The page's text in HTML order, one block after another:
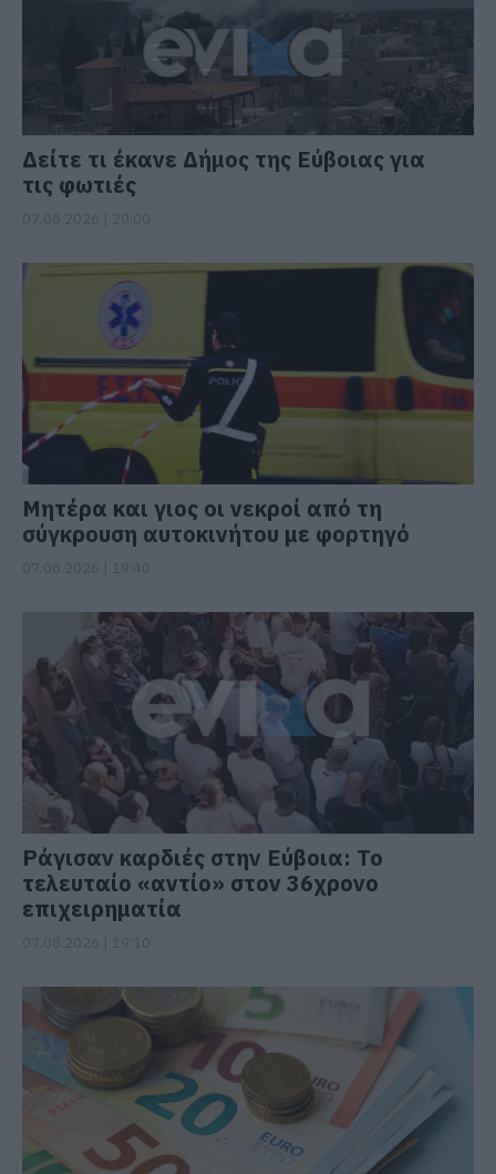
Δείτε τι έκανε Δήμος της Εύβοιας για
τις φωτιές
Μητέρα και γιος οι νεκροί από τη
σύγκρουση αυτοκινήτου με φορτηγό
Ράγισαν καρδιές στην Εύβοια: Το
τελευταίο «αντίο» στον 36χρονο
επιχειρηματία